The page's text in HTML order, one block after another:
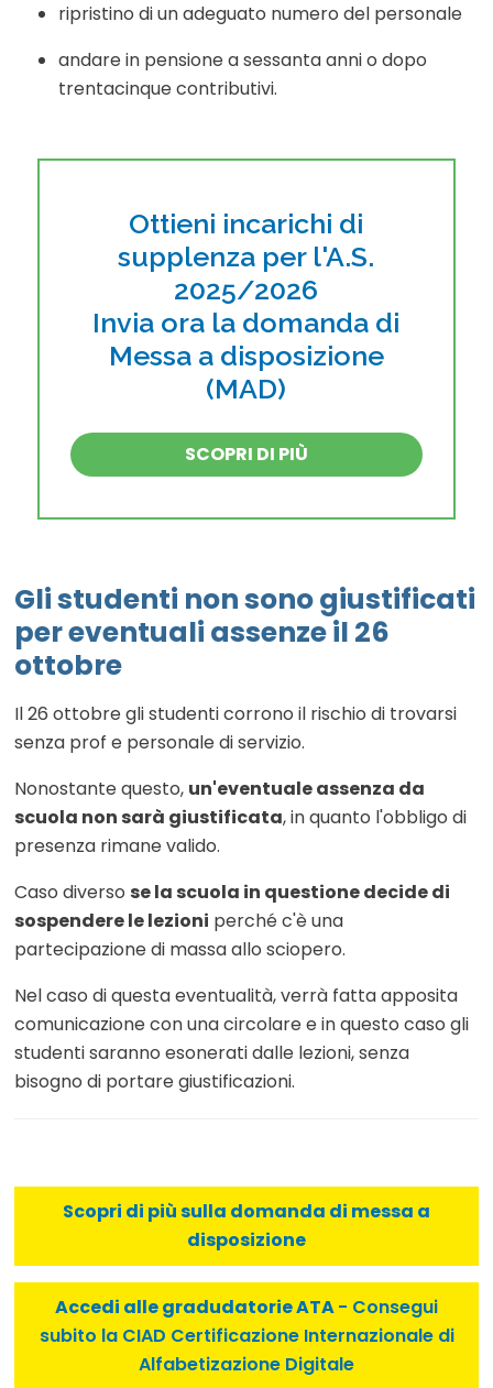
ripristino di un adeguato numero del personale
andare in pensione a sessanta anni o dopo
trentacinque contributivi.
Ottieni incarichi di
supplenza per l'A.S.
2025/2026
Invia ora la domanda di
Messa a disposizione
(MAD)
SCOPRI DI PIÙ
Gli studenti non sono giustificati
per eventuali assenze il 26
ottobre
Il 26 ottobre gli studenti corrono il rischio di trovarsi
senza prof e personale di servizio.
Nonostante questo, un'eventuale assenza da
scuola non sarà giustificata, in quanto l'obbligo di
presenza rimane valido.
Caso diverso se la scuola in questione decide di
sospendere le lezioni perché c'è una
partecipazione di massa allo sciopero.
Nel caso di questa eventualità, verrà fatta apposita
comunicazione con una circolare e in questo caso gli
studenti saranno esonerati dalle lezioni, senza
bisogno di portare giustificazioni.
Scopri di più sulla domanda di messa a
disposizione
Accedi alle gradudatorie ATA- Consegui
subito la CIAD Certificazione Internazionale di
Alfabetizazione Digitale